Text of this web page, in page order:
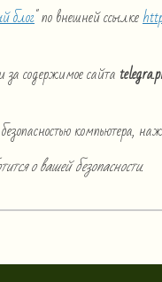
блог" по внешней ссылке
содержимое сайта
компьютера,
о вашей безопасности.